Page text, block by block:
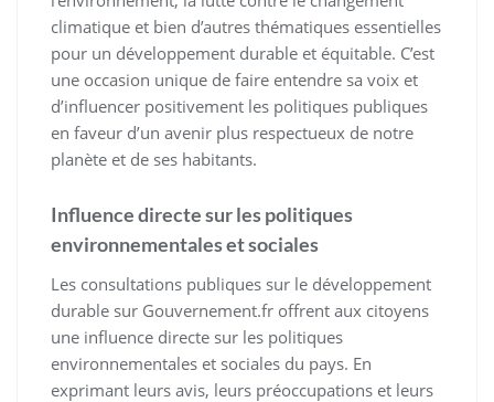
climatique et bien d’autres thématiques essentielles
pour un développement durable et équitable. C’est
une occasion unique de faire entendre sa voix et
d’influencer positivement les politiques publiques
en faveur d’un avenir plus respectueux de notre
planète et de ses habitants.
Influence directe sur les politiques
environnementales et sociales
Les consultations publiques sur le développement
durable sur Gouvernement.fr offrent aux citoyens
une influence directe sur les politiques
environnementales et sociales du pays. En
exprimant leurs avis, leurs préoccupations et leurs